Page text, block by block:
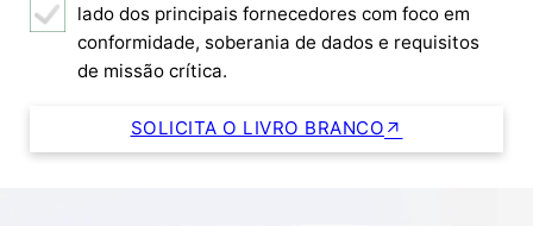
lado dos principais fornecedores com foco em
conformidade, soberania de dados e requisitos
de missão crítica.
SOLICITA O LIVRO BRANCO